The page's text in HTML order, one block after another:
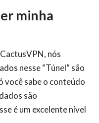
minha
nós
nesse “Túnel” são
você sabe o conteúdo
são
é um excelente nível